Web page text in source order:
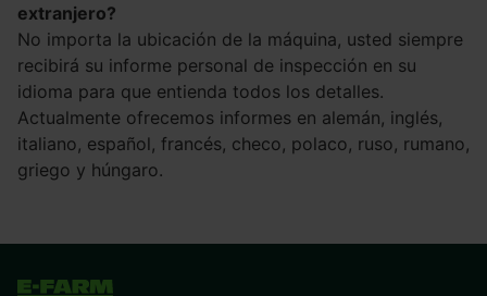
extranjero?
No importa la ubicación de la máquina, usted siempre
recibirá su informe personal de inspección en su
idioma para que entienda todos los detalles.
Actualmente ofrecemos informes en alemán, inglés,
italiano, español, francés, checo, polaco, ruso, rumano,
griego y húngaro.